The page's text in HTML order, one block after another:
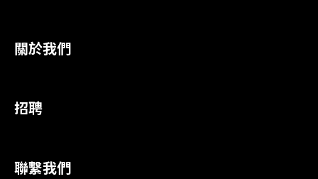
關於我們
招聘
聯繫我們